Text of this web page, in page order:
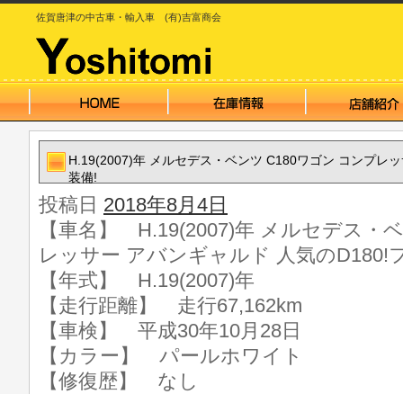
佐賀唐津の中古車・輸入車 (有)吉富商会
H.19(2007)年 メルセデス・ベンツ C180ワゴン コンプレ
装備!
投稿日 2018年8月4日
【車名】 H.19(2007)年 メルセデス・
レッサー アバンギャルド 人気のD180!
【年式】 H.19(2007)年
【走行距離】 走行67,162km
【車検】 平成30年10月28日
【カラー】 パールホワイト
【修復歴】 なし